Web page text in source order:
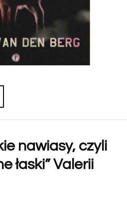
nawiasy, czyli
łaski” Valerii